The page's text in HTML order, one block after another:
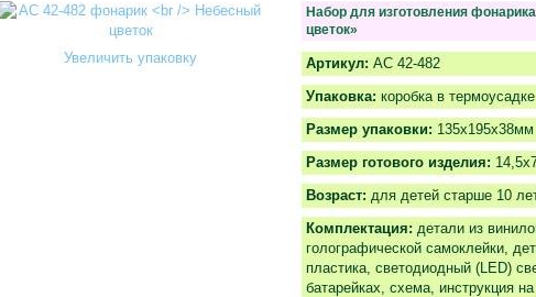
Увеличить упаковку
Набор для изготовления
цветок»
Артикул: АС 42-482
Упаковка: коробка в термоусадке
Размер упаковки: 135х195х38мм
Размер готового изделия:
Возраст: для детей старше 10
Комплектация: детали из
голографической самоклейки,
пластика, светодиодный (LED)
батарейках, схема, инструкция на